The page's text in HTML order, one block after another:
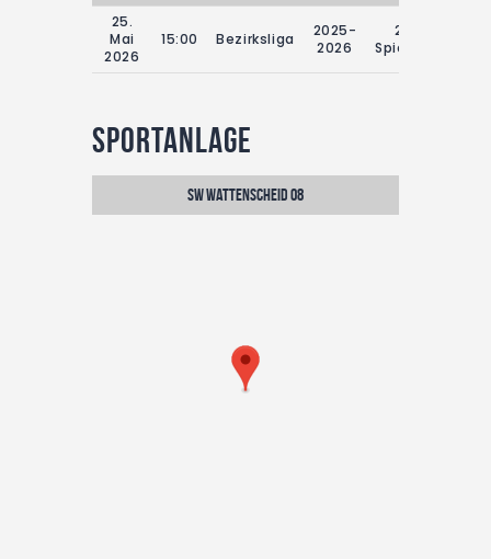
25.
Mai
2026
15:00 Bezirksliga
2025-
2026
29.
Spieltag
Sportanlage
SW Wattenscheid 08